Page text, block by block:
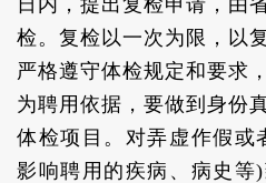
日内，提出复检申请，由
检。复检以一次为限，以
严格遵守体检规定和要求
为聘用依据，要做到身份
体检项目。对弄虚作假或
影响聘用的疾病、病史等